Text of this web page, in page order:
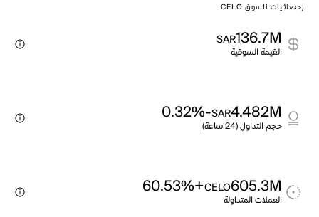
إحصائيات السوق CELO
136.7M
SAR
القيمة السوقية
4.482M
SAR
-0.32%
حجم التداول (24 ساعة)
605.3M
CELO
+60.53%
العملات المتداولة